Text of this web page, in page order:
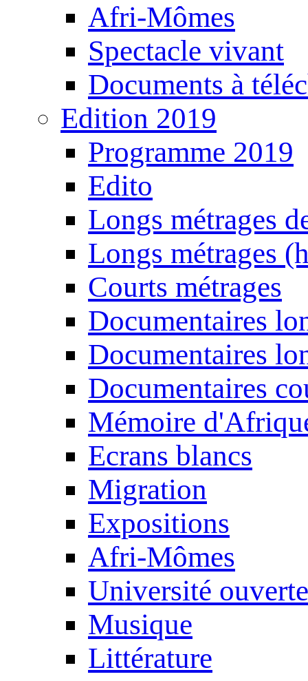
Afri-Mômes
Spectacle vivant
Documents à
Edition 2019
Programme 2019
Edito
Longs métrages
Longs métrages
Courts métrages
Documentaires
Documentaires
Documentaires
Mémoire
Ecrans blancs
Migration
Expositions
Afri-Mômes
Université ouverte
Musique
Littérature